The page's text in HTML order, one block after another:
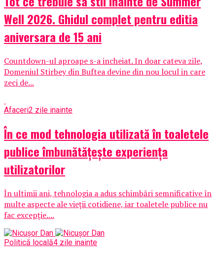
Well 2026. Ghidul complet pentru editia
aniversara de 15 ani
Countdown-ul aproape s-a incheiat. In doar cateva zile,
Domeniul Stirbey din Buftea devine din nou locul in care
zeci de...
Afaceri2 zile inainte
În ce mod tehnologia utilizată în toaletele
publice îmbunătățește experiența
utilizatorilor
În ultimii ani, tehnologia a adus schimbări semnificative în
multe aspecte ale vieții cotidiene, iar toaletele publice nu
fac excepție....
Politică locală4 zile inainte